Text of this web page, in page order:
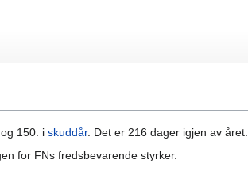
150. i skuddår. Det er 216 dager igjen av året.
for FNs fredsbevarende styrker.